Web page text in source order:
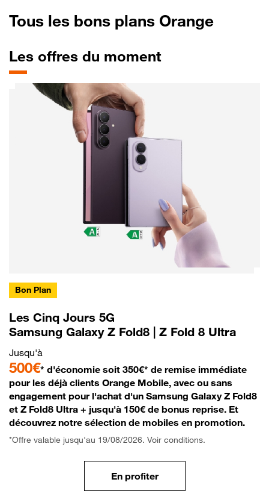
Tous les bons plans Orange
Les offres du moment
Bon Plan
Les Cinq Jours 5G
Samsung Galaxy Z Fold8 | Z Fold 8 Ultra
Jusqu'à
500€* d'économie soit 350€* de remise immédiate
pour les déjà clients Orange Mobile, avec ou sans
engagement pour l'achat d'un Samsung Galaxy Z Fold8
et Z Fold8 Ultra + jusqu'à 150€ de bonus reprise. Et
découvrez notre sélection de mobiles en promotion.
*Offre valable jusqu'au 19/08/2026. Voir conditions.
En profiter